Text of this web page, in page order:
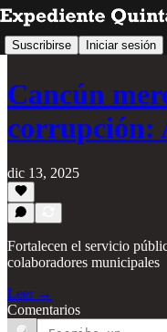
Suscribirse Iniciar sesión
Cancún
dic 13, 2025
Fortalecen el servicio
colaboradores municipales
Leer →
Comentarios